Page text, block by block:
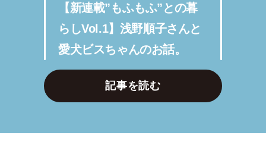
【新連載”もふもふ”との暮
らしVol.1】浅野順子さんと
愛犬ビスちゃんのお話。
記事を読む